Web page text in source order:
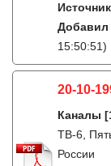
Добавил
15:50:51)
20-10-
Каналы
ТВ-6,
России